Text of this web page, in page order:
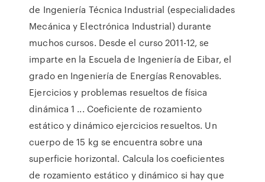
de Ingeniería Técnica Industrial (especialidades
Mecánica y Electrónica Industrial) durante
muchos cursos. Desde el curso 2011-12, se
imparte en la Escuela de Ingeniería de Eibar, el
grado en Ingeniería de Energías Renovables.
Ejercicios y problemas resueltos de física
dinámica 1 ... Coeficiente de rozamiento
estático y dinámico ejercicios resueltos. Un
cuerpo de 15 kg se encuentra sobre una
superficie horizontal. Calcula los coeficientes
de rozamiento estático y dinámico si hay que